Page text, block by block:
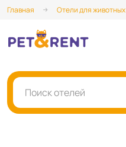
Главная Отели для животных
Поиск отелей